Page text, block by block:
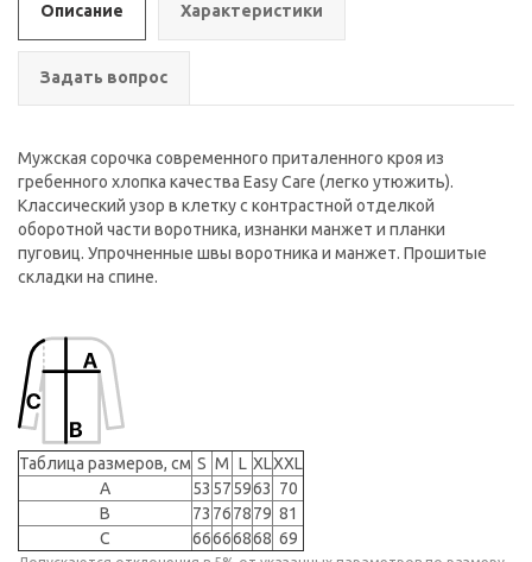
Описание Характеристики
Задать вопрос
Мужская сорочка современного приталенного кроя из
гребенного хлопка качества Easy Care (легко утюжить).
Классический узор в клетку с контрастной отделкой
оборотной части воротника, изнанки манжет и планки
пуговиц. Упрочненные швы воротника и манжет. Прошитые
складки на спине.
Таблица размеров, см S M L XLXXL
A
53 575963 70
B
73 767879 81
C
66666868 69